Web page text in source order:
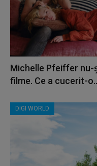
Michelle Pfeiffer nu-
filme. Ce a cucerit-
DIGI WORLD